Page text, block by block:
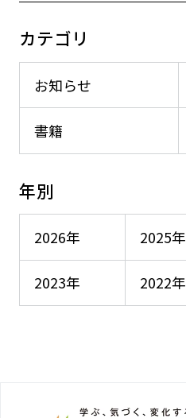
カテゴリ
お知らせ
書籍
年別
2026年 2025年
2023年 2022年